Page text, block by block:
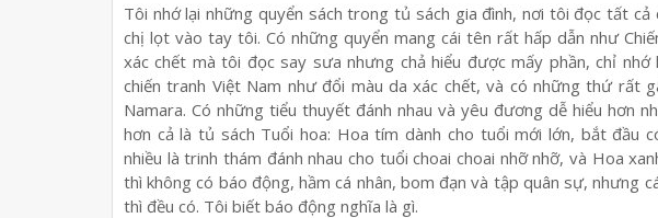
Tôi nhớlại những quyển sách trong tủ sách gia đình, nơi tôi đọc tất cả
chị lọt vào tay tôi. Có những quyển mang cái tên rất hấp dẫn nhưChiế
xác chết mà tôi đọc say sưa nhưng chả hiểu được mấy phần, chỉ nhớ
chiến tranh Việt Nam nhưđổi màu da xác chết, và có những thứrất
Namara. Có những tiểu thuyết đánh nhau và yêu đương dễhiểu hơn nh
hơn cả là tủ sách Tuổi hoa: Hoa tím dành cho tuổi mới lớn, bắt đầu
nhiều là trinh thám đánh nhau cho tuổi choai choai nhỡnhỡ, và Hoa
thì không có báo động, hầm cá nhân, bom đạn và tập quân sự, nhưng
thì đều có. Tôi biết báo động nghĩa là gì.